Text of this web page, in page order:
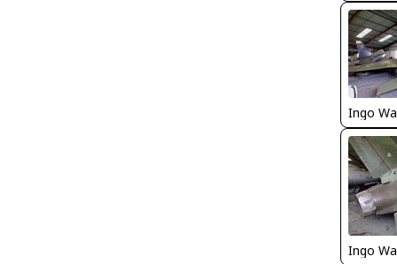
Ingo
Ingo